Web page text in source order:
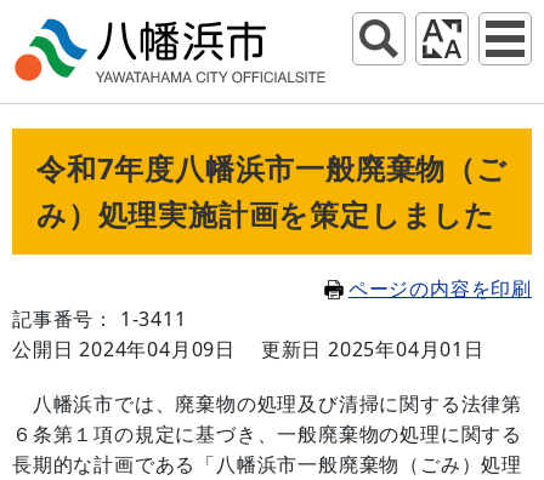
令和7年度八幡浜市一般廃棄物（ご
み）処理実施計画を策定しました
ページの内容を印刷
記事番号： 1-3411
公開日 2024年04月09日
更新日 2025年04月01日
八幡浜市では、廃棄物の処理及び清掃に関する法律第
６条第１項の規定に基づき、一般廃棄物の処理に関する
長期的な計画である「八幡浜市一般廃棄物（ごみ）処理